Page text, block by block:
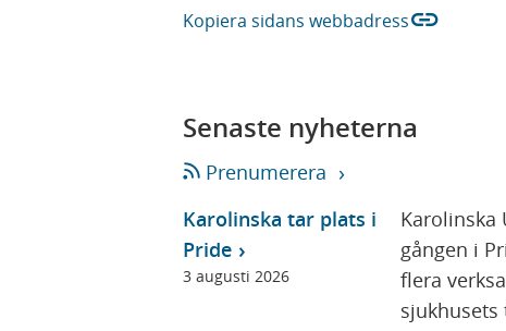
Kopiera sidans webbadresslink
Senaste nyheterna
Prenumerera
Karolinska tar plats i
Pride
3 augusti 2026
Karolinska
gången i
flera
sjukhusets